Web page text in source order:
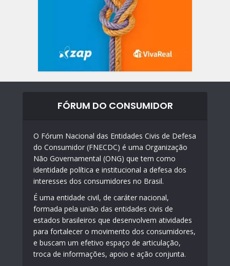
FÓRUM DO CONSUMIDOR
O Fórum Nacional das Entidades Civis de Defesa
do Consumidor (FNECDC) é uma Organização
Não Governamental (ONG) que tem como
identidade política e institucional a defesa dos
interesses dos consumidores no Brasil.
É uma entidade civil, de caráter nacional,
formada pela união das entidades civis de
estados brasileiros que desenvolvem atividades
para fortalecer o movimento dos consumidores,
e buscam um efetivo espaço de articulação,
troca de informações, apoio e ação conjunta.